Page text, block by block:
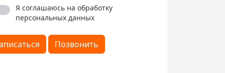
Я соглашаюсь на обработку
персональных данных
Позвонить